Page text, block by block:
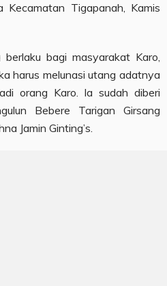
Kecamatan Tigapanah, Kamis
bagi masyarakat Karo,
harus melunasi utang adatnya
orang Karo. Ia sudah diberi
Bebere Tarigan Girsang
Jamin Ginting’s.